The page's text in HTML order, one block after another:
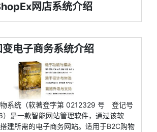
网店系统介绍
变电子商务系统介绍
系统（软著登字第 0212329 号 登记号
是一款智能网站管理软件，通过该软
建所需的电子商务网站。适用于B2C购物